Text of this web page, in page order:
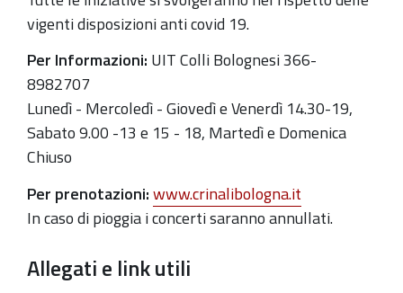
vigenti disposizioni anti covid 19.
Per Informazioni: UIT Colli Bolognesi 366-
8982707
Lunedì - Mercoledì - Giovedì e Venerdì 14.30-19,
Sabato 9.00 -13 e 15 - 18, Martedì e Domenica
Chiuso
Per prenotazioni:www.crinalibologna.it
In caso di pioggia i concerti saranno annullati.
Allegati e link utili